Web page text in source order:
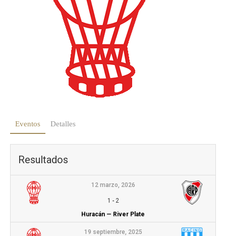
Eventos Detalles
Resultados
12 marzo, 2026
1 - 2
Huracán — River Plate
19 septiembre, 2025